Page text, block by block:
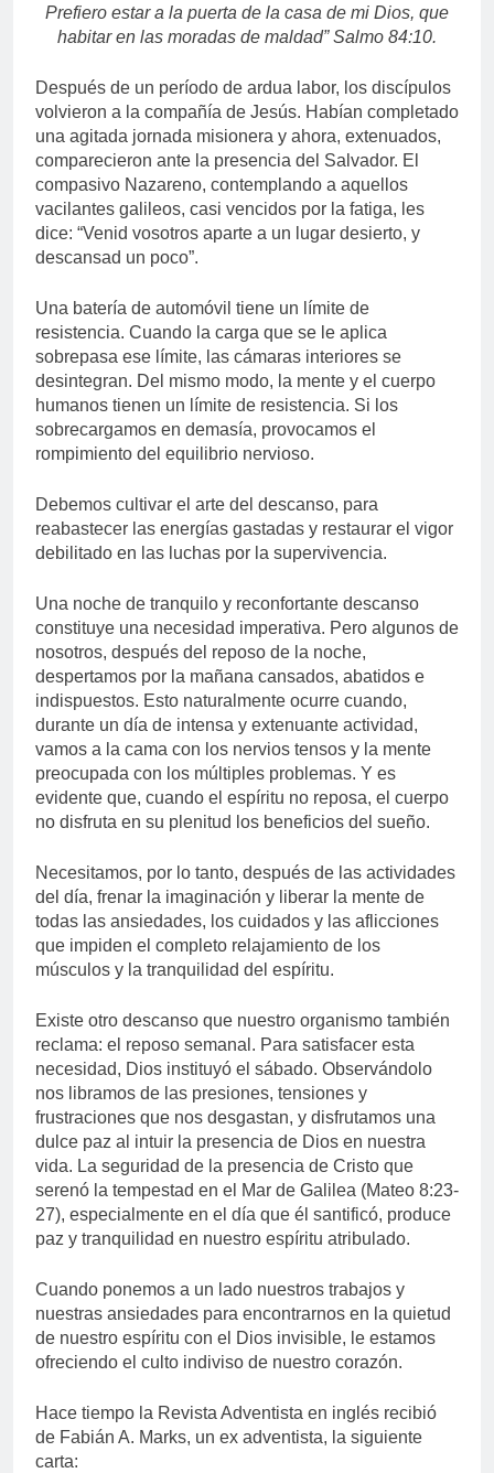
Prefiero estar a la puerta de la casa de mi Dios, que
habitar en las moradas de maldad” Salmo 84:10.
Después de un período de ardua labor, los discípulos
volvieron a la compañía de Jesús. Habían completado
una agitada jornada misionera y ahora, extenuados,
comparecieron ante la presencia del Salvador. El
compasivo Nazareno, contemplando a aquellos
vacilantes galileos, casi vencidos por la fatiga, les
dice: “Venid vosotros aparte a un lugar desierto, y
descansad un poco”.
Una batería de automóvil tiene un límite de
resistencia. Cuando la carga que se le aplica
sobrepasa ese límite, las cámaras interiores se
desintegran. Del mismo modo, la mente y el cuerpo
humanos tienen un límite de resistencia. Si los
sobrecargamos en demasía, provocamos el
rompimiento del equilibrio nervioso.
Debemos cultivar el arte del descanso, para
reabastecer las energías gastadas y restaurar el vigor
debilitado en las luchas por la supervivencia.
Una noche de tranquilo y reconfortante descanso
constituye una necesidad imperativa. Pero algunos de
nosotros, después del reposo de la noche,
despertamos por la mañana cansados, abatidos e
indispuestos. Esto naturalmente ocurre cuando,
durante un día de intensa y extenuante actividad,
vamos a la cama con los nervios tensos y la mente
preocupada con los múltiples problemas. Y es
evidente que, cuando el espíritu no reposa, el cuerpo
no disfruta en su plenitud los beneficios del sueño.
Necesitamos, por lo tanto, después de las actividades
del día, frenar la imaginación y liberar la mente de
todas las ansiedades, los cuidados y las aflicciones
que impiden el completo relajamiento de los
músculos y la tranquilidad del espíritu.
Existe otro descanso que nuestro organismo también
reclama: el reposo semanal. Para satisfacer esta
necesidad, Dios instituyó el sábado. Observándolo
nos libramos de las presiones, tensiones y
frustraciones que nos desgastan, y disfrutamos una
dulce paz al intuir la presencia de Dios en nuestra
vida. La seguridad de la presencia de Cristo que
serenó la tempestad en el Mar de Galilea (Mateo 8:23-
27), especialmente en el día que él santificó, produce
paz y tranquilidad en nuestro espíritu atribulado.
Cuando ponemos a un lado nuestros trabajos y
nuestras ansiedades para encontrarnos en la quietud
de nuestro espíritu con el Dios invisible, le estamos
ofreciendo el culto indiviso de nuestro corazón.
Hace tiempo la Revista Adventista en inglés recibió
de Fabián A. Marks, un ex adventista, la siguiente
carta: